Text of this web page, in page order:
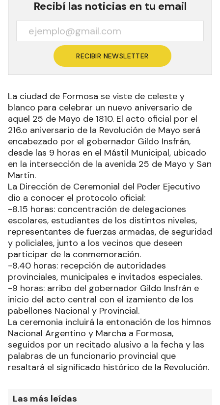
Recibí las noticias en tu email
RECIBIR NEWSLETTER
La ciudad de Formosa se viste de celeste y
blanco para celebrar un nuevo aniversario de
aquel 25 de Mayo de 1810. El acto oficial por el
216.o aniversario de la Revolución de Mayo será
encabezado por el gobernador Gildo Insfrán,
desde las 9 horas en el Mástil Municipal, ubicado
en la intersección de la avenida 25 de Mayo y San
Martín.
La Dirección de Ceremonial del Poder Ejecutivo
dio a conocer el protocolo oficial:
-8.15 horas: concentración de delegaciones
escolares, estudiantes de los distintos niveles,
representantes de fuerzas armadas, de seguridad
y policiales, junto a los vecinos que deseen
participar de la conmemoración.
-8.40 horas: recepción de autoridades
provinciales, municipales e invitados especiales.
-9 horas: arribo del gobernador Gildo Insfrán e
inicio del acto central con el izamiento de los
pabellones Nacional y Provincial.
La ceremonia incluirá la entonación de los himnos
Nacional Argentino y Marcha a Formosa,
seguidos por un recitado alusivo a la fecha y las
palabras de un funcionario provincial que
resaltará el significado histórico de la Revolución.
Las más leídas